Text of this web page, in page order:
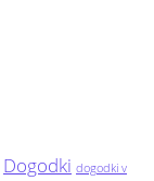
Dogodki dogodki v